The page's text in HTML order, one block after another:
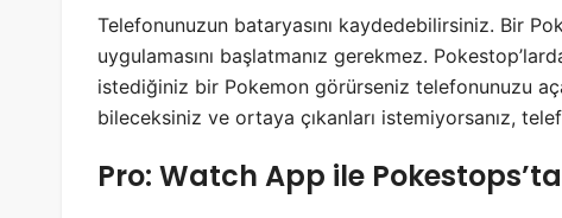
Telefonunuzun bataryasını kaydedebilirsiniz. Bir
uygulamasını başlatmanız gerekmez.
istediğiniz bir Pokemon görürseniz telefonunuzu
bileceksiniz ve ortaya çıkanları istemiyorsanız,
Pro: Watch App ile